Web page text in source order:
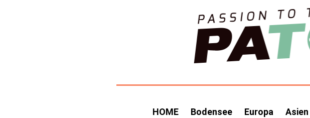
HOME Bodensee Europa Asien